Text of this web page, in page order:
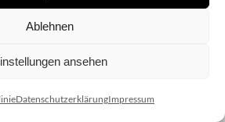
Ablehnen
ansehen
DatenschutzerklärungImpressum
|Datenschützerklärung|
| Design:www.ARGEntur.at